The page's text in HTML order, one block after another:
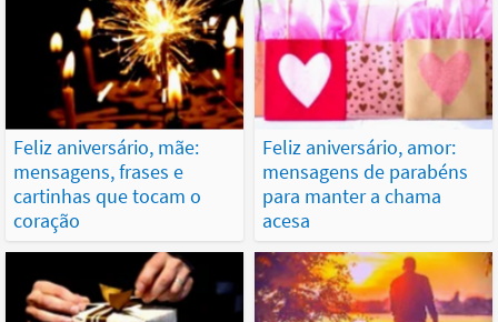
Feliz aniversário, mãe:
mensagens, frases e
cartinhas que tocam o
coração
Feliz aniversário, amor:
mensagens de parabéns
para manter a chama
acesa